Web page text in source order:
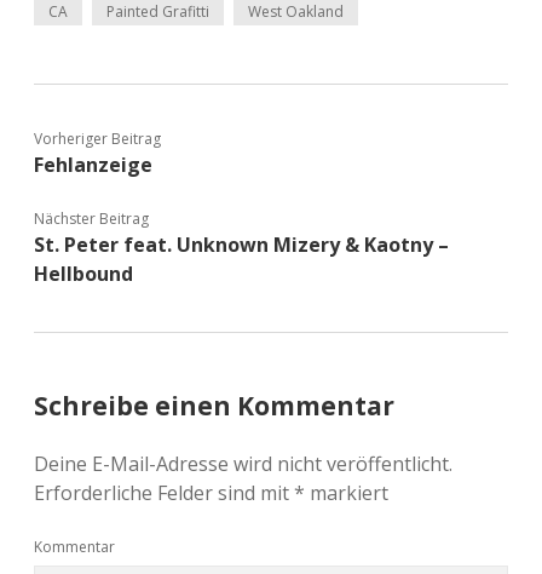
CA Painted Grafitti West Oakland
Vorheriger Beitrag
Fehlanzeige
Nächster Beitrag
St. Peter feat. Unknown Mizery & Kaotny –
Hellbound
Schreibe einen Kommentar
Deine E-Mail-Adresse wird nicht veröffentlicht.
Erforderliche Felder sind mit* markiert
Kommentar